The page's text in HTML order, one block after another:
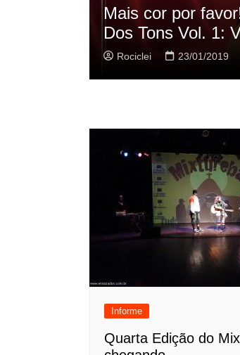
Rashid vai
sua nova
Rociclei 22/
Informe
Quarta Edição do